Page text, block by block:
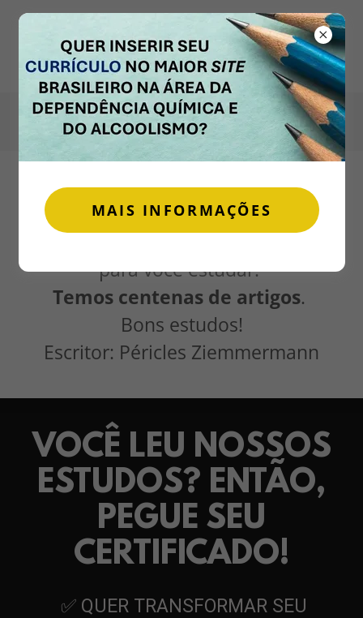
ABSTEMIOLOGIA®
PÉRICLES ZIEMMERMANN
A CIÊNCIA DA SOBRIEDADE
ESTUDOS DE ABSTEMIOLOGIA
Esta página tem muito conteúdo
para você estudar.
Temos centenas de artigos.
Bons estudos!
Escritor: Péricles Ziemmermann
VOCÊ LEU NOSSOS
ESTUDOS? ENTÃO,
PEGUE SEU
CERTIFICADO!
✅ QUER TRANSFORMAR SEU
MAIS INFORMAÇÕES